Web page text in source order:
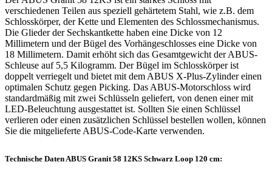
verschiedenen Teilen aus speziell gehärtetem Stahl, wie z.B. dem
Schlosskörper, der Kette und Elementen des Schlossmechanismus.
Die Glieder der Sechskantkette haben eine Dicke von 12
Millimetern und der Bügel des Vorhängeschlosses eine Dicke von
18 Millimetern. Damit erhöht sich das Gesamtgewicht der ABUS-
Schleuse auf 5,5 Kilogramm. Der Bügel im Schlosskörper ist
doppelt verriegelt und bietet mit dem ABUS X-Plus-Zylinder einen
optimalen Schutz gegen Picking. Das ABUS-Motorschloss wird
standardmäßig mit zwei Schlüsseln geliefert, von denen einer mit
LED-Beleuchtung ausgestattet ist. Sollten Sie einen Schlüssel
verlieren oder einen zusätzlichen Schlüssel bestellen wollen, können
Sie die mitgelieferte ABUS-Code-Karte verwenden.
Technische Daten ABUS Granit 58 12KS Schwarz Loop 120 cm: